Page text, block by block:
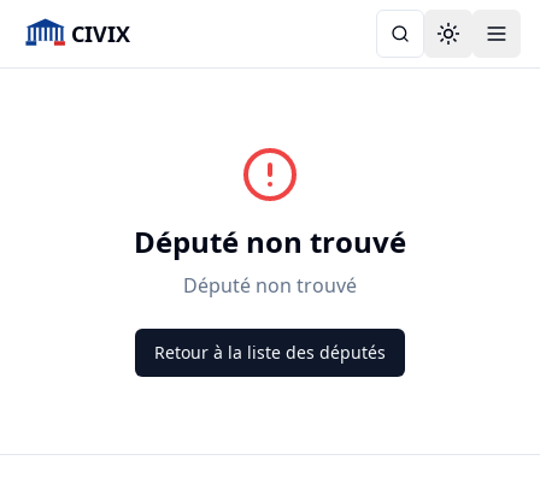
CIVIX Toggle
Député non trouvé
Député non trouvé
Retour à la liste des députés